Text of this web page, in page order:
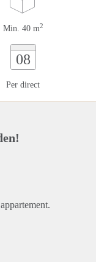
Min. 40 m2
08
Per direct